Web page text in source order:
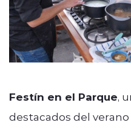
Festín en el Parque,
destacados del